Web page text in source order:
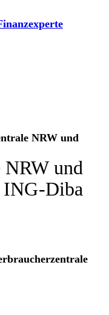
NRW und
NRW und
ING-Diba